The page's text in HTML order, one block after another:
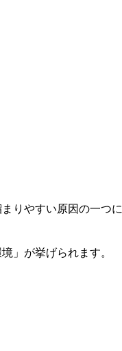
りやすい原因の一つに
境」が挙げられます。